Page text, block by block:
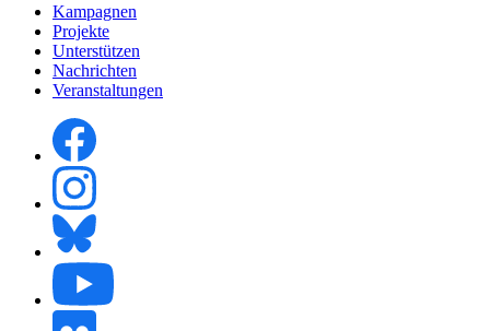
Kampagnen
Projekte
Unterstützen
Nachrichten
Veranstaltungen